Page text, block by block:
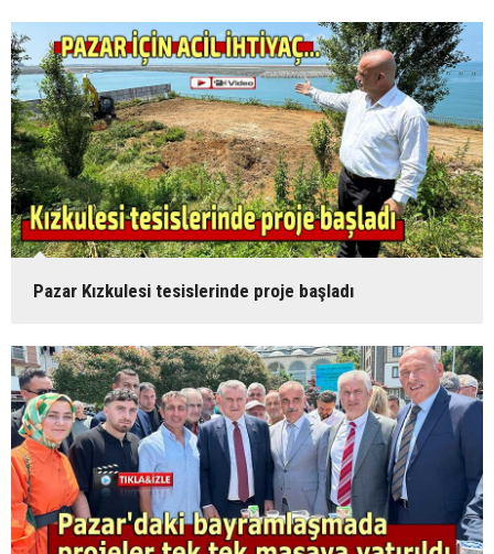
Pazar Kızkulesi tesislerinde proje başladı